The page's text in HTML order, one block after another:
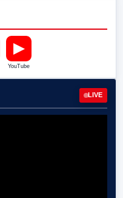
▶
YouTube
LIVE